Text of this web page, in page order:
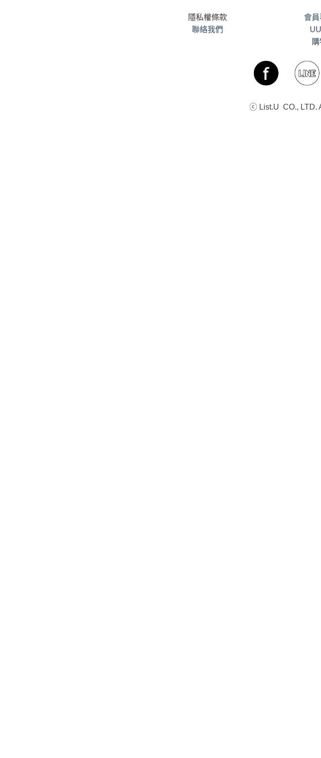
隱私權條款
聯絡我們
會員
ⓒ List.U CO., LTD.